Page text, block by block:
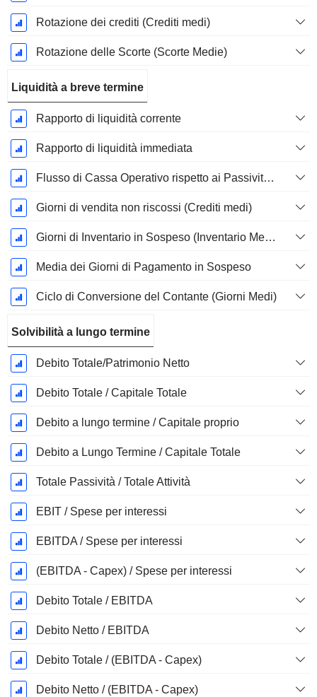
Rotazione dei crediti (Crediti medi)
Rotazione delle Scorte (Scorte Medie)
Liquidità a breve termine
Rapporto di liquidità corrente
Rapporto di liquidità immediata
Flusso di Cassa Operativo rispetto ai Passività Correnti
Giorni di vendita non riscossi (Crediti medi)
Giorni di Inventario in Sospeso (Inventario Medio)
Media dei Giorni di Pagamento in Sospeso
Ciclo di Conversione del Contante (Giorni Medi)
Solvibilità a lungo termine
Debito Totale/Patrimonio Netto
Debito Totale / Capitale Totale
Debito a lungo termine / Capitale proprio
Debito a Lungo Termine / Capitale Totale
Totale Passività / Totale Attività
EBIT / Spese per interessi
EBITDA / Spese per interessi
(EBITDA - Capex) / Spese per interessi
Debito Totale / EBITDA
Debito Netto / EBITDA
Debito Totale / (EBITDA - Capex)
Debito Netto / (EBITDA - Capex)